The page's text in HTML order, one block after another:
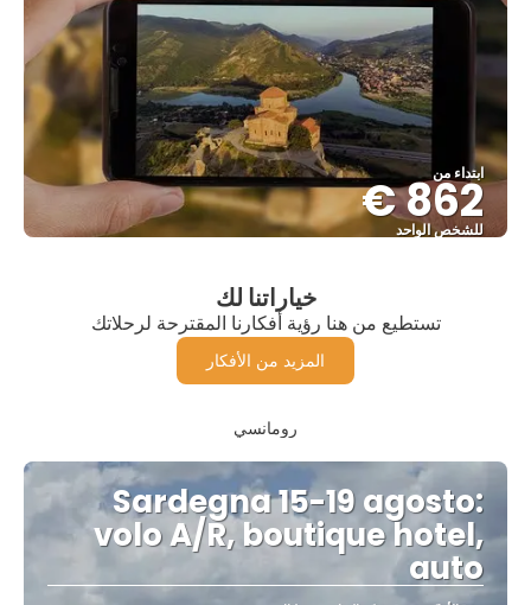
ابتداء من
862 €
للشخص الواحد
خياراتنا لك
تستطيع من هنا رؤية أفكارنا المقترحة لرحلاتك
المزيد من الأفكار
رومانسي
Sardegna 15-19 agosto:
volo A/R, boutique hotel,
auto